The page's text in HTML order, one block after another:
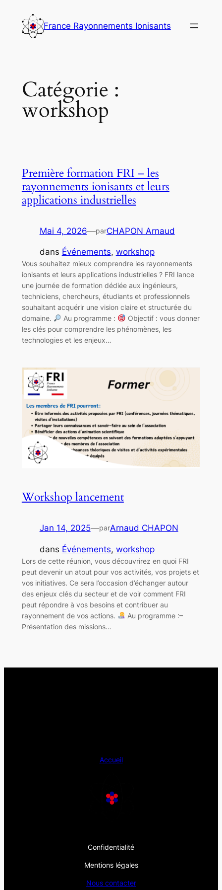
contenu
France Rayonnements Ionisants
Catégorie :
workshop
Première formation FRI – les
rayonnements ionisants et leurs
applications industrielles
Mai 4, 2026—parCHAPON Arnaud
dans Événements, workshop
Vous souhaitez mieux comprendre les rayonnements
ionisants et leurs applications industrielles ? FRI lance
une journée de formation dédiée aux ingénieurs,
techniciens, chercheurs, étudiants et professionnels
souhaitant acquérir une vision claire et structurée du
domaine.
Au programme :
Objectif : vous donner
les clés pour comprendre les phénomènes, les
technologies et les enjeux…
Workshop lancement
Jan 14, 2025—parArnaud CHAPON
dans Événements, workshop
Lors de cette réunion, vous découvrirez en quoi FRI
peut devenir un atout pour vos activités, vos projets et
vos initiatives. Ce sera l’occasion d’échanger autour
des enjeux clés du secteur et de voir comment FRI
peut répondre à vos besoins et contribuer au
rayonnement de vos actions.
Au programme :–
Présentation des missions…
Accueil
Confidentialité
Mentions légales
Nous contacter